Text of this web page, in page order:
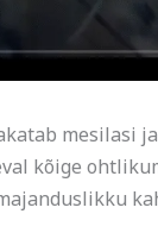
mesilasi
kõige